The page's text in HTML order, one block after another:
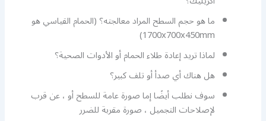
ما هو حجم السطح المراد معالجته؟ (الحمام القياسي هو
1700x700x450mm)
لماذا تريد إعادة طلاء الحمام أو الأدوات الصحية؟
هل هناك أي صدأ أو تلف كبير؟
سوف نطلب أيضًا إما صورة عامة للسطح أو ، عن قرب
لإصلاحات التجميل ، صورة مقربة للضرر